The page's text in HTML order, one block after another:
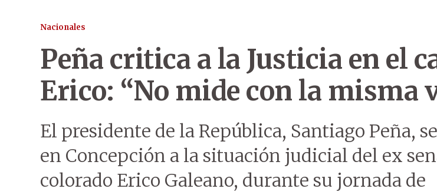
Nacionales
Peña critica a la Justicia en el
Erico: “No mide con la misma
El presidente de la República, Santiago Peña,
en Concepción a la situación judicial del ex
colorado Erico Galeano, durante su jornada de